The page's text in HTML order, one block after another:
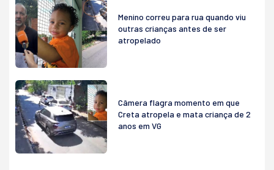
Menino correu para rua quando viu
outras crianças antes de ser
atropelado
Câmera flagra momento em que
Creta atropela e mata criança de 2
anos em VG